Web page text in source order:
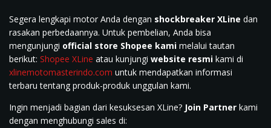
Segera lengkapi motor Anda dengan shockbreaker XLine dan
rasakan perbedaannya. Untuk pembelian, Anda bisa
mengunjungi official store Shopee kami melalui tautan
berikut: Shopee XLine atau kunjungi website resmi kami di
xlinemotomasterindo.com untuk mendapatkan informasi
terbaru tentang produk-produk unggulan kami.
Ingin menjadi bagian dari kesuksesan XLine? Join Partner kami
dengan menghubungi sales di: